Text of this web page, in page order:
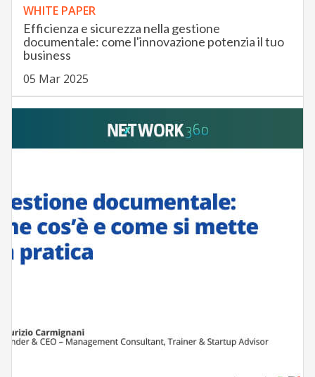
WHITE PAPER
Efficienza e sicurezza nella gestione
documentale: come l'innovazione potenzia il tuo
business
05 Mar 2025